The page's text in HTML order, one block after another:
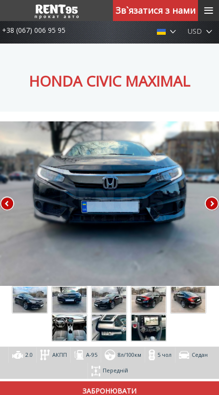
+38 (067) 006 95 95 USD
HONDA CIVIC MAXIMAL
2.0 АКПП А-95 8л/100км 5 чол Седан
Передній
Зв`язатися з нами ≡